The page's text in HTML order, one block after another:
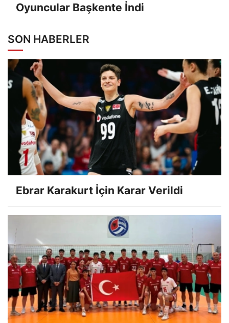
Oyuncular Başkente İndi
SON HABERLER
Ebrar Karakurt İçin Karar Verildi